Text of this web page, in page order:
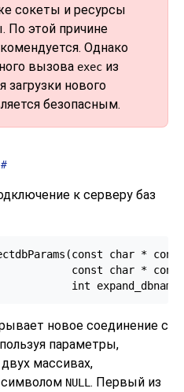
сокеты и ресурсы
По этой причине
Однако
вызова exec из
загрузки нового
безопасным.
#
к серверу баз
char *
const char *
новое соединение с
параметры,
массивах,
NULL . Первый из